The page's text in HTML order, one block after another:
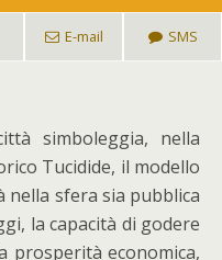
E-mail SMS
simboleggia, nella
Tucidide, il modello
nella sfera sia pubblica
la capacità di godere
prosperità economica,